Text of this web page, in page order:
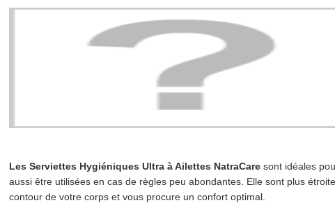
Les Serviettes Hygiéniques Ultra à Ailettes NatraCare sont idéales
aussi être utilisées en cas de règles peu abondantes. Elle sont plus
contour de votre corps et vous procure un confort optimal.